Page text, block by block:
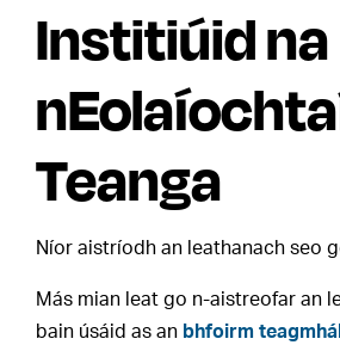
Institiúid na
Teanga
Níor aistríodh an leathanach seo
Más mian leat go n-aistreofar an
bain úsáid as an bhfoirm